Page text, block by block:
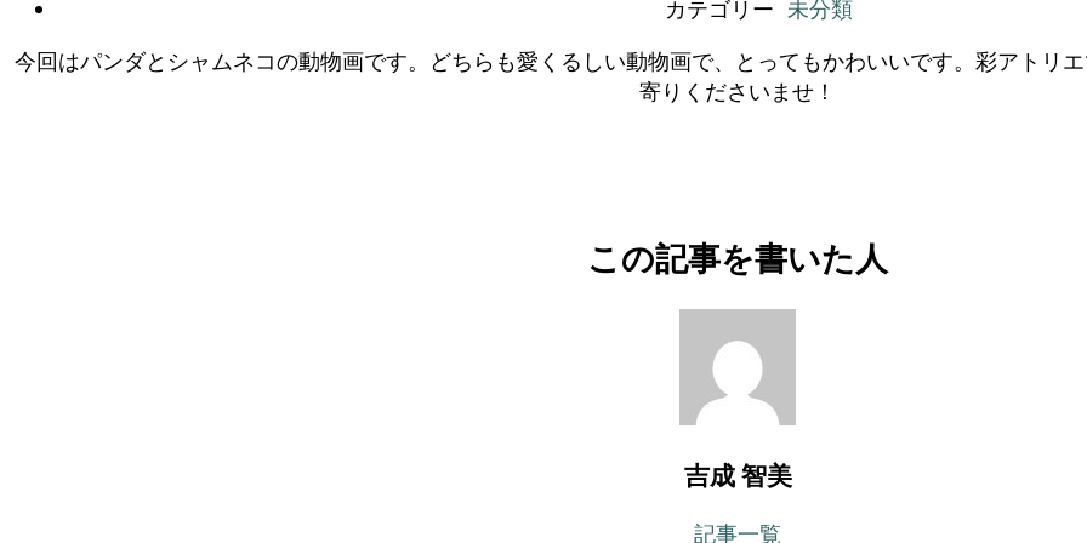
カテゴリー 未分類
今回はパンダとシャムネコの動物画です。どちらも愛くるしい動物画で、とってもかわいいです。彩アトリ
寄りくださいませ！
この記事を書いた人
吉成 智美
記事一覧